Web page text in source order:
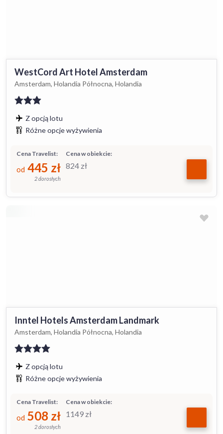
WestCord Art Hotel Amsterdam
Amsterdam, Holandia Północna, Holandia
Z opcją lotu
Różne opcje wyżywienia
Cena w obiekcie:
824 zł
Cena Travelist:
od 445 zł
2 dorosłych
Inntel Hotels Amsterdam Landmark
Amsterdam, Holandia Północna, Holandia
Z opcją lotu
Różne opcje wyżywienia
Cena w obiekcie:
1149 zł
Cena Travelist:
od 508 zł
2 dorosłych